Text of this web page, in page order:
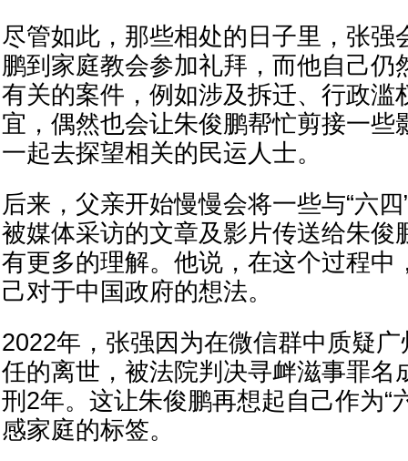
尽管如此，那些相处的日子里，张强
鹏到家庭教会参加礼拜，而他自己仍
有关的案件，例如涉及拆迁、行政滥
宜，偶然也会让朱俊鹏帮忙剪接一些
一起去探望相关的民运人士。
后来，父亲开始慢慢会将一些与“六
被媒体采访的文章及影片传送给朱俊
有更多的理解。他说，在这个过程中
己对于中国政府的想法。
2022年，张强因为在微信群中质疑
任的离世，被法院判决寻衅滋事罪名
刑2年。这让朱俊鹏再想起自己作为“
感家庭的标签。